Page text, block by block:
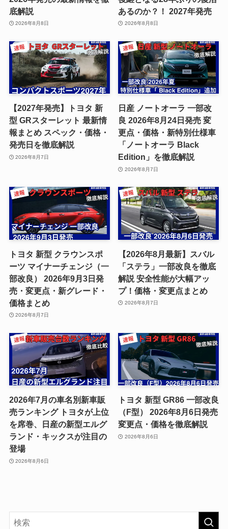
底解説
2026年8月8日
あるのか？！ 2027年発売
2026年8月8日
【2027年発売】トヨタ 新
型 GRスターレット 最新情
報まとめ スペック・価格・
発売日を徹底解説
2026年8月7日
日産 ノートオーラ 一部改
良 2026年8月24日発売 変
更点・価格・新特別仕様車
「ノートオーラ Black
Edition」を徹底解説
2026年8月7日
トヨタ 新型 クラウンスポ
ーツ マイナーチェンジ（一
部改良） 2026年9月3日発
売・変更点・新グレード・
価格まとめ
2026年8月7日
【2026年8月最新】スバル
「ステラ」一部改良を徹底
解説 安全性能が大幅アッ
プ！価格・変更点まとめ
2026年8月7日
2026年7月の車名別新車販
売ランキング トヨタが上位
を席巻、日産の新型エルグ
ランド・キックスが注目の
登場
2026年8月6日
トヨタ 新型 GR86 一部改良
（F型） 2026年8月6日発売
変更点・価格を徹底解説
2026年8月6日